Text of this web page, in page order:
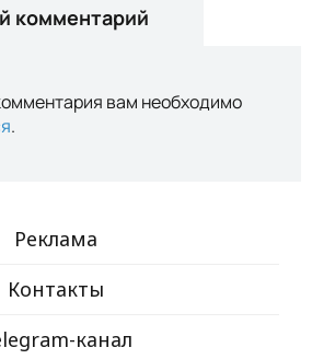
комментарий
вам необходимо
.
Реклама
Контакты
канал